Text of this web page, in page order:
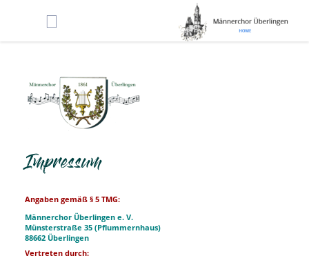
Angaben gemäß § 5 TMG:
Männerchor Überlingen e. V.
Münsterstraße 35 (Pflummernhaus)
88662 Überlingen
Vertreten durch:
Impressum